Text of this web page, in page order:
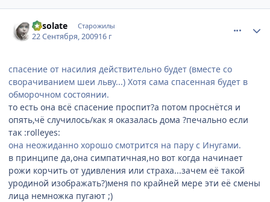
desolate Старожилы
22 Сентября, 200916 г
спасение от насилия действительно будет (вместе со
сворачиванием шеи льву...) Хотя сама спасенная будет в
обморочном состоянии.
то есть она всё спасение проспит?а потом проснётся и
опять,чё случилось/как я оказалась дома ?печально если
так :rolleyes:
она неожиданно хорошо смотрится на пару с Инугами.
в принципе да,она симпатичная,но вот когда начинает
рожи корчить от удивления или страха...зачем её такой
уродиной изображать?)меня по крайней мере эти её смены
лица немножка пугают ;)